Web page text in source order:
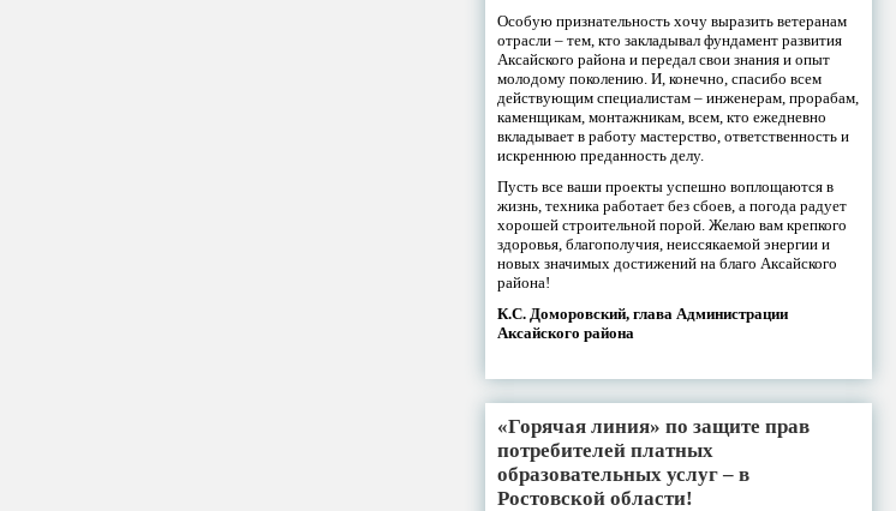
Особую признательность хочу выразить ветеранам
отрасли – тем, кто закладывал фундамент развития
Аксайского района и передал свои знания и опыт
молодому поколению. И, конечно, спасибо всем
действующим специалистам – инженерам, прорабам,
каменщикам, монтажникам, всем, кто ежедневно
вкладывает в работу мастерство, ответственность и
искреннюю преданность делу.
Пусть все ваши проекты успешно воплощаются в
жизнь, техника работает без сбоев, а погода радует
хорошей строительной порой. Желаю вам крепкого
здоровья, благополучия, неиссякаемой энергии и
новых значимых достижений на благо Аксайского
района!
К.С. Доморовский, глава Администрации
Аксайского района
«Горячая линия» по защите прав
потребителей платных
образовательных услуг – в
Ростовской области!